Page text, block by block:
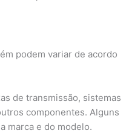
podem variar de acordo
de transmissão, sistemas
componentes. Alguns
marca e do modelo.